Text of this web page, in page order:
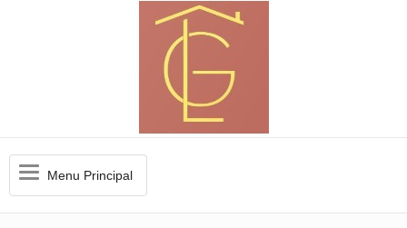
MenuMenu Principal